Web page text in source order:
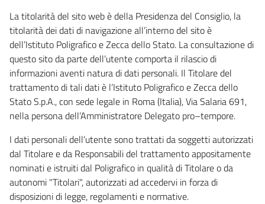
La titolarità del sito web è della Presidenza del Consiglio, la
titolarità dei dati di navigazione all’interno del sito è
dell’Istituto Poligrafico e Zecca dello Stato. La consultazione di
questo sito da parte dell’utente comporta il rilascio di
informazioni aventi natura di dati personali. Il Titolare del
trattamento di tali dati è l’Istituto Poligrafico e Zecca dello
Stato S.p.A., con sede legale in Roma (Italia), Via Salaria 691,
nella persona dell’Amministratore Delegato pro–tempore.
I dati personali dell’utente sono trattati da soggetti autorizzati
dal Titolare e da Responsabili del trattamento appositamente
nominati e istruiti dal Poligrafico in qualità di Titolare o da
autonomi "Titolari", autorizzati ad accedervi in forza di
disposizioni di legge, regolamenti e normative.